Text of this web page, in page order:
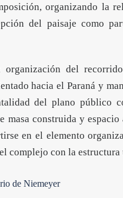
organizando la
del paisaje como
del
hacia el Paraná y
del plano público
construida y espacio
en el elemento
complejo con la estructura
de Niemeyer